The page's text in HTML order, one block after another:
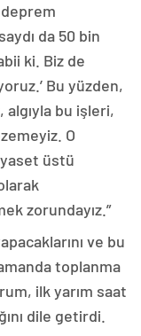
da 50 bin
ki. Biz de
Bu yüzden,
algıyla bu işleri,
O
üstü
zorundayız.”
ve bu
toplanma
ilk yarım saat
dile getirdi.